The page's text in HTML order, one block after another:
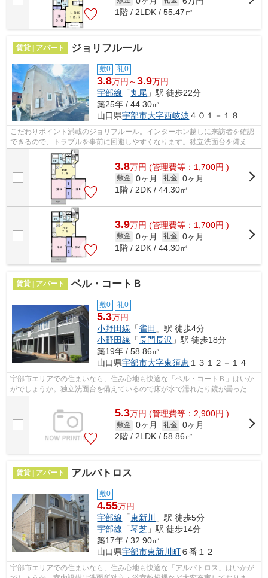
1階 / 2LDK / 55.47㎡
賃貸 | アパート ジョリフルール
敷0 礼0
3.8万円～3.9万円
宇部線 「丸尾 」駅 徒歩22分
築25年 / 44.30㎡
山口県宇部市大字西岐波 ４０１－１８
こだわりポイント満載のジョリフルール。インターホン越しに来訪者を確認
できるので、トラブルを事前に回避しやすくなります。独立洗面台を備えて
いるので、歯ブラシやドライヤーなど...
3.8万円 (管理費等：1,700円 )
敷金 0ヶ月 礼金 0ヶ月
1階 / 2DK / 44.30㎡
3.9万円 (管理費等：1,700円 )
敷金 0ヶ月 礼金 0ヶ月
1階 / 2DK / 44.30㎡
賃貸 | アパート ベル・コートＢ
敷0 礼0
5.3万円
小野田線 「雀田 」駅 徒歩4分
小野田線 「長門長沢 」駅 徒歩18分
築19年 / 58.86㎡
山口県宇部市大字東須恵 １３１２－１４
宇部市エリアでの住まいなら、住み心地も快適な「ベル・コートＢ」はいか
がでしょうか。独立洗面台を備えているので床が水で濡れたり鏡が曇ったり
しにくく、清潔な状態を保ちやすくな...
5.3万円 (管理費等：2,900円 )
敷金 0ヶ月 礼金 0ヶ月
2階 / 2LDK / 58.86㎡
賃貸 | アパート アルバトロス
敷0
4.55万円
宇部線 「東新川 」駅 徒歩5分
宇部線 「琴芝 」駅 徒歩14分
築17年 / 32.90㎡
山口県宇部市東新川町６番１２
宇部市エリアでの住まいなら、住み心地も快適な「アルバトロス」はいかが